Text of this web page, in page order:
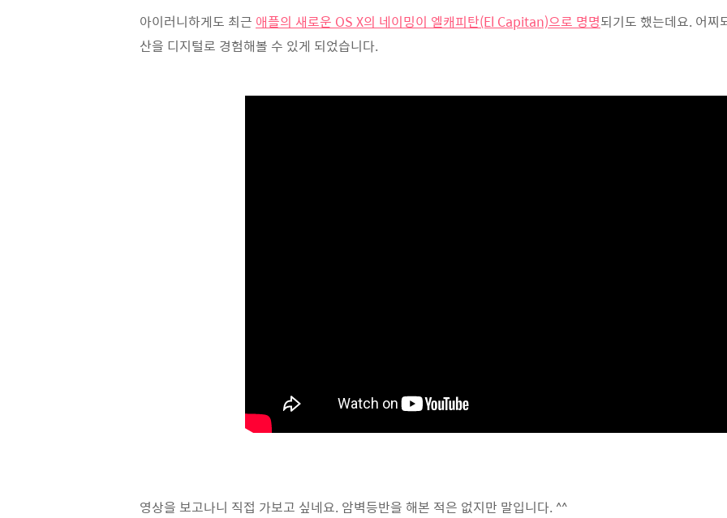
아이러니하게도 최근 애플의 새로운 OS X의 네이밍이 엘캐피탄(El Capitan)으로 명명되기도 했는데요. 어찌
산을 디지털로 경험해볼 수 있게 되었습니다.
영상을 보고나니 직접 가보고 싶네요. 암벽등반을 해본 적은 없지만 말입니다. ^^